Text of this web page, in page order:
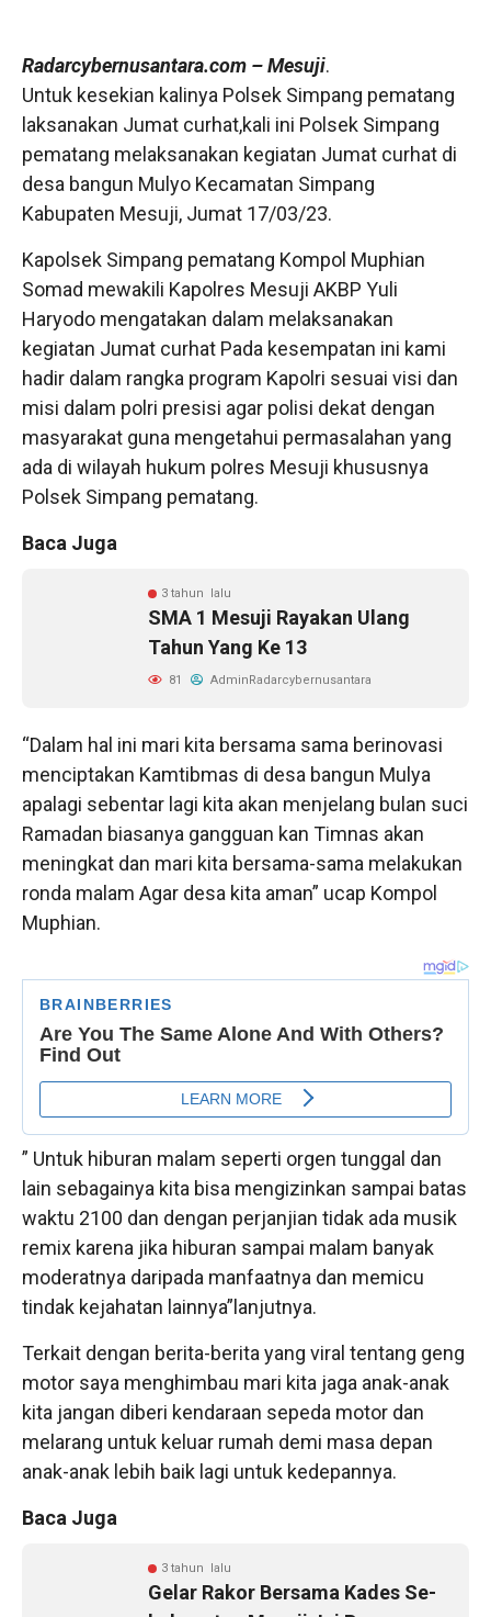
Radarcybernusantara.com – Mesuji.
Untuk kesekian kalinya Polsek Simpang pematang
laksanakan Jumat curhat,kali ini Polsek Simpang
pematang melaksanakan kegiatan Jumat curhat di
desa bangun Mulyo Kecamatan Simpang
Kabupaten Mesuji, Jumat 17/03/23.
Kapolsek Simpang pematang Kompol Muphian
Somad mewakili Kapolres Mesuji AKBP Yuli
Haryodo mengatakan dalam melaksanakan
kegiatan Jumat curhat Pada kesempatan ini kami
hadir dalam rangka program Kapolri sesuai visi dan
misi dalam polri presisi agar polisi dekat dengan
masyarakat guna mengetahui permasalahan yang
ada di wilayah hukum polres Mesuji khususnya
Polsek Simpang pematang.
Baca Juga
3 tahun lalu
SMA 1 Mesuji Rayakan Ulang
Tahun Yang Ke 13
81 AdminRadarcybernusantara
“Dalam hal ini mari kita bersama sama berinovasi
menciptakan Kamtibmas di desa bangun Mulya
apalagi sebentar lagi kita akan menjelang bulan suci
Ramadan biasanya gangguan kan Timnas akan
meningkat dan mari kita bersama-sama melakukan
ronda malam Agar desa kita aman” ucap Kompol
Muphian.
” Untuk hiburan malam seperti orgen tunggal dan
lain sebagainya kita bisa mengizinkan sampai batas
waktu 2100 dan dengan perjanjian tidak ada musik
remix karena jika hiburan sampai malam banyak
moderatnya daripada manfaatnya dan memicu
tindak kejahatan lainnya”lanjutnya.
Terkait dengan berita-berita yang viral tentang geng
motor saya menghimbau mari kita jaga anak-anak
kita jangan diberi kendaraan sepeda motor dan
melarang untuk keluar rumah demi masa depan
anak-anak lebih baik lagi untuk kedepannya.
Baca Juga
3 tahun lalu
Gelar Rakor Bersama Kades Se-